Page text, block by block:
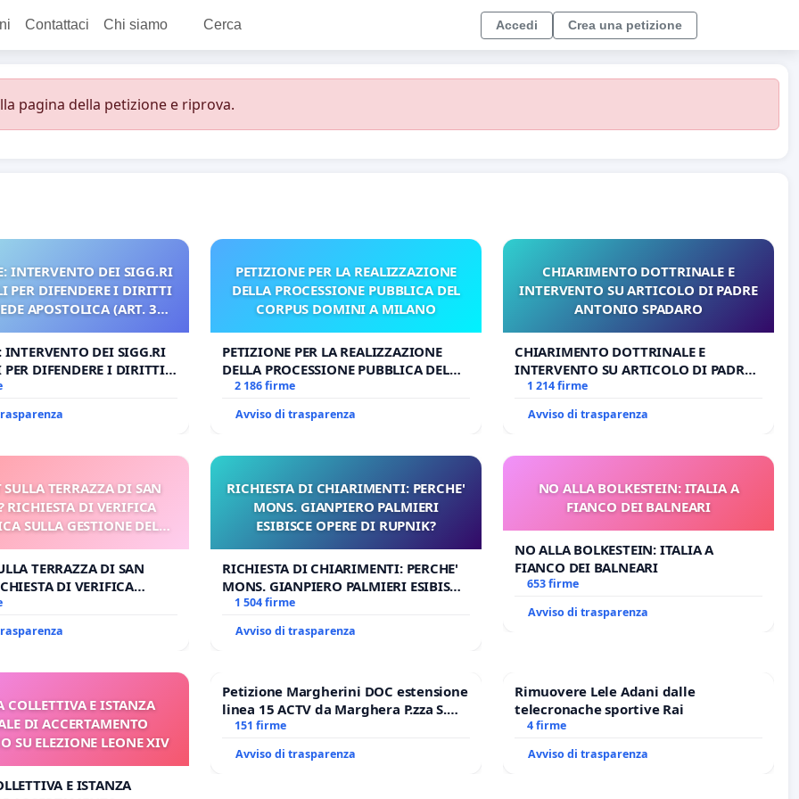
Contattaci Chi siamo Cerca Accedi Crea una petizione
pagina della petizione e riprova.
INTERVENTO DEI SIGG.RI
PER DIFENDERE I DIRITTI
APOSTOLICA (ART. 3
INTERVENTO DEI SIGG.RI
DIFENDERE I DIRITTI
APOSTOLICA (ART. 3 UDG)
PETIZIONE PER LA REALIZZAZIONE
DELLA PROCESSIONE PUBBLICA DEL
CORPUS DOMINI A MILANO
PETIZIONE PER LA REALIZZAZIONE
DELLA PROCESSIONE PUBBLICA DEL
CORPUS DOMINI A MILANO
2 186 firme
Avviso di trasparenza
CHIARIMENTO DOTTRINALE E
INTERVENTO SU ARTICOLO DI PADRE
ANTONIO SPADARO
CHIARIMENTO DOTTRINALE E
INTERVENTO SU ARTICOLO DI PADRE
ANTONIO SPADARO
1 214 firme
Avviso di trasparenza
SULLA TERRAZZA DI SAN
RICHIESTA DI VERIFICA
SULLA GESTIONE DEL
TERRAZZA DI SAN
DI VERIFICA
GESTIONE DEL
RICHIESTA DI CHIARIMENTI: PERCHE'
MONS. GIANPIERO PALMIERI
ESIBISCE OPERE DI RUPNIK?
RICHIESTA DI CHIARIMENTI: PERCHE'
MONS. GIANPIERO PALMIERI ESIBISCE
OPERE DI RUPNIK?
1 504 firme
Avviso di trasparenza
NO ALLA BOLKESTEIN: ITALIA A
FIANCO DEI BALNEARI
NO ALLA BOLKESTEIN: ITALIA A
FIANCO DEI BALNEARI
653 firme
Avviso di trasparenza
COLLETTIVA E ISTANZA
DI ACCERTAMENTO
SU ELEZIONE LEONE XIV
E ISTANZA
Petizione Margherini DOC estensione
linea 15 ACTV da Marghera P.zza S.
Antonio all'aeroporto Marco Polo
tariffa a € 1,50
151 firme
Avviso di trasparenza
Rimuovere Lele Adani dalle
telecronache sportive Rai
4 firme
Avviso di trasparenza